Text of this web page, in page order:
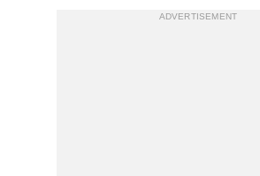
ADVERTISEMENT